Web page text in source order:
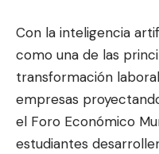
Con la inteligencia
como una de las
transformación
empresas
el Foro Económico
estudiantes